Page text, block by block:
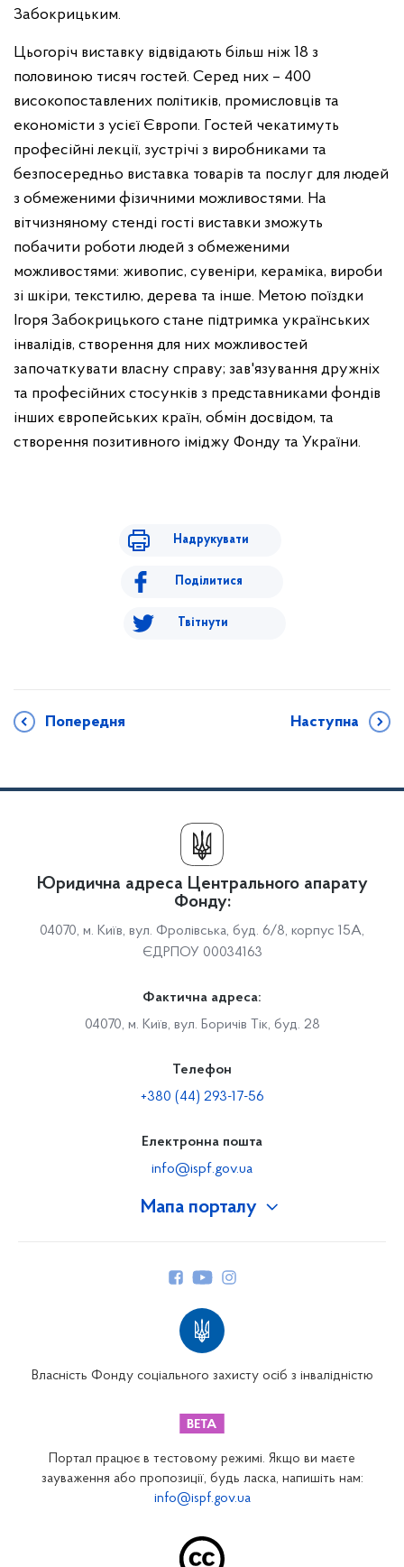
Забокрицьким.
Цьогоріч виставку відвідають більш ніж 18 з
половиною тисяч гостей. Серед них – 400
високопоставлених політиків, промисловців та
економісти з усієї Європи. Гостей чекатимуть
професійні лекції, зустрічі з виробниками та
безпосередньо виставка товарів та послуг для людей
з обмеженими фізичними можливостями. На
вітчизняному стенді гості виставки зможуть
побачити роботи людей з обмеженими
можливостями: живопис, сувеніри, кераміка, вироби
зі шкіри, текстилю, дерева та інше. Метою поїздки
Ігоря Забокрицького стане підтримка українських
інвалідів, створення для них можливостей
започаткувати власну справу; зав'язування дружніх
та професійних стосунків з представниками фондів
інших європейських країн, обмін досвідом, та
створення позитивного іміджу Фонду та України.
Надрукувати
Поділитися
Твітнути
Попередня Наступна
Мапа порталу
Закарпатське відділення
Запорізьке відділення
Юридична адреса Центрального апарату
Фонду:
04070, м. Київ, вул. Фролівська, буд. 6/8, корпус 15А,
ЄДРПОУ 00034163
Фактична адреса:
04070, м. Київ, вул. Боричів Тік, буд. 28
Телефон
+380 (44) 293-17-56
Електронна пошта
info@ispf.gov.ua
Власність Фонду соціального захисту осіб з інвалідністю
Портал працює в тестовому режимі. Якщо ви маєте
зауваження або пропозиції, будь ласка, напишіть нам:
info@ispf.gov.ua